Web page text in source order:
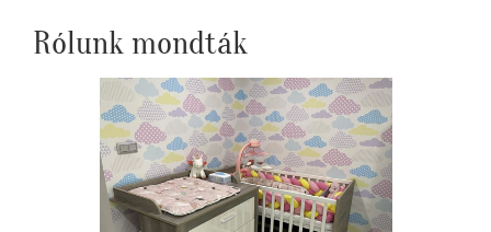
Rólunk mondták